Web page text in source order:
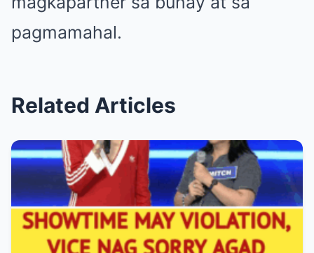
pagmamahal.
Related Articles